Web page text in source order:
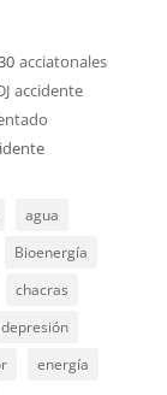
acciatonales
accidente
agua
Bioenergía
chacras
depresión
energía